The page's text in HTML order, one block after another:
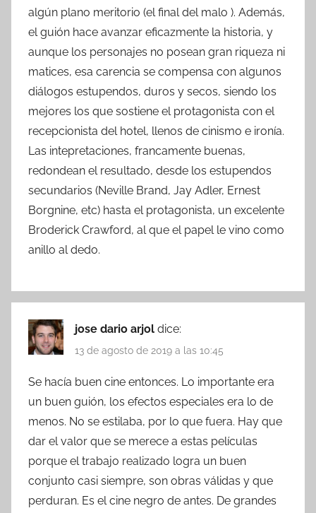
algún plano meritorio (el final del malo ). Además,
el guión hace avanzar eficazmente la historia, y
aunque los personajes no posean gran riqueza ni
matices, esa carencia se compensa con algunos
diálogos estupendos, duros y secos, siendo los
mejores los que sostiene el protagonista con el
recepcionista del hotel, llenos de cinismo e ironía.
Las intepretaciones, francamente buenas,
redondean el resultado, desde los estupendos
secundarios (Neville Brand, Jay Adler, Ernest
Borgnine, etc) hasta el protagonista, un excelente
Broderick Crawford, al que el papel le vino como
anillo al dedo.
jose dario arjol dice:
13 de agosto de 2019 a las 10:45
Se hacía buen cine entonces. Lo importante era
un buen guión, los efectos especiales era lo de
menos. No se estilaba, por lo que fuera. Hay que
dar el valor que se merece a estas películas
porque el trabajo realizado logra un buen
conjunto casi siempre, son obras válidas y que
perduran. Es el cine negro de antes. De grandes